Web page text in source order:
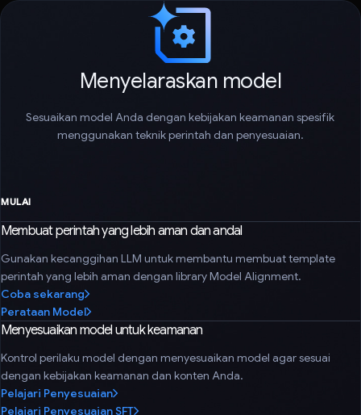
Menyelaraskan model
Sesuaikan model Anda dengan kebijakan keamanan spesifik
menggunakan teknik perintah dan penyesuaian.
MULAI
Membuat perintah yang lebih aman dan andal
Gunakan kecanggihan LLM untuk membantu membuat template
perintah yang lebih aman dengan library Model Alignment.
Coba sekarang
Perataan Model
Menyesuaikan model untuk keamanan
Kontrol perilaku model dengan menyesuaikan model agar sesuai
dengan kebijakan keamanan dan konten Anda.
Pelajari Penyesuaian
Pelajari Penyesuaian SFT